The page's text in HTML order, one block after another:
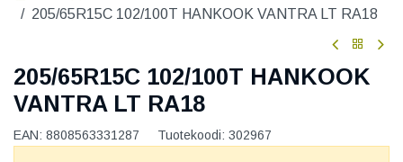
205/65R15C 102/100T HANKOOK VANTRA LT RA18
205/65R15C 102/100T HANKOOK
VANTRA LT RA18
EAN: 8808563331287 Tuotekoodi: 302967